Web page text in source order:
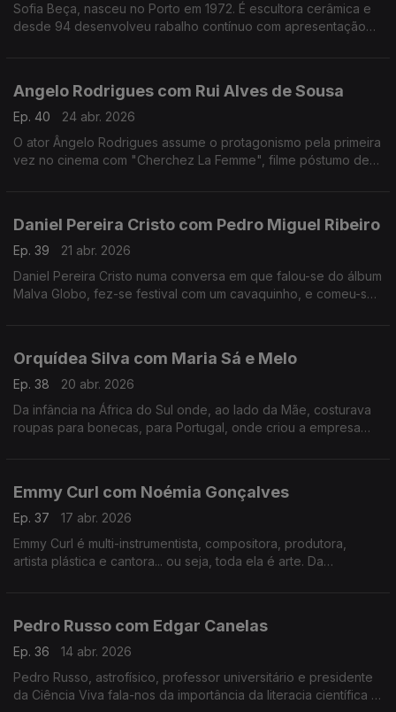
Sofia Beça, nasceu no Porto em 1972. É escultora cerâmica e
desde 94 desenvolveu rabalho contínuo com apresentação
Angelo Rodrigues com Rui Alves de Sousa
Ep. 40
24 abr. 2026
O ator Ângelo Rodrigues assume o protagonismo pela primeira
vez no cinema com "Cherchez La Femme", filme póstumo de
Daniel Pereira Cristo com Pedro Miguel Ribeiro
Ep. 39
21 abr. 2026
Daniel Pereira Cristo numa conversa em que falou-se do álbum
Malva Globo, fez-se festival com um cavaquinho, e comeu-se
Orquídea Silva com Maria Sá e Melo
Ep. 38
20 abr. 2026
Da infância na África do Sul onde, ao lado da Mãe, costurava
roupas para bonecas, para Portugal, onde criou a empresa
Emmy Curl com Noémia Gonçalves
Ep. 37
17 abr. 2026
Emmy Curl é multi-instrumentista, compositora, produtora,
artista plástica e cantora... ou seja, toda ela é arte. Da
Pedro Russo com Edgar Canelas
Ep. 36
14 abr. 2026
Pedro Russo, astrofísico, professor universitário e presidente
da Ciência Viva fala-nos da importância da literacia científica e